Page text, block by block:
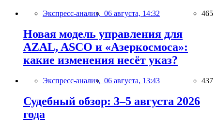
Экспресс-анализ, 06 августа, 14:32 465
Новая модель управления для
AZAL, ASCO и «Азеркосмоса»:
какие изменения несёт указ?
Экспресс-анализ, 06 августа, 13:43 437
Судебный обзор: 3–5 августа 2026
года